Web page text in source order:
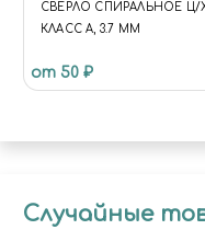
СВЕРЛО СПИРАЛЬНОЕ Ц/
КЛАСС А, 3.7 ММ
от 50 ₽
Случайные